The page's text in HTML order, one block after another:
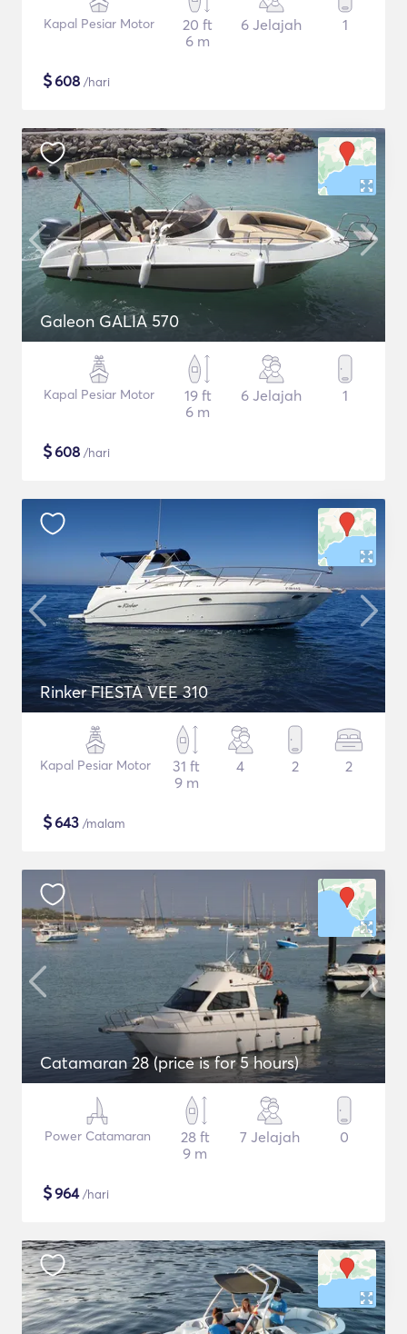
Kapal Pesiar Motor
20 ft
6 m
6 Jelajah 1
$608 /hari
Galeon GALIA 570
Kapal Pesiar Motor
19 ft
6 m
6 Jelajah 1
$608 /hari
Rinker FIESTA VEE 310
Kapal Pesiar Motor
31 ft
9 m
4 2 2
$643 /malam
Catamaran 28 (price is for 5 hours)
Power Catamaran
28 ft
9 m
7 Jelajah 0
$964/hari